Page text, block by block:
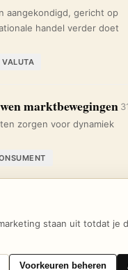
aangekondigd, gericht op
handel verder doet
VALUTA
marktbewegingen
zorgen voor dynamiek
inzichten voor beleggers
staan uit totdat je
Voorkeuren beheren